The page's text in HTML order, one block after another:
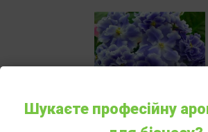
Шукаєте професійну